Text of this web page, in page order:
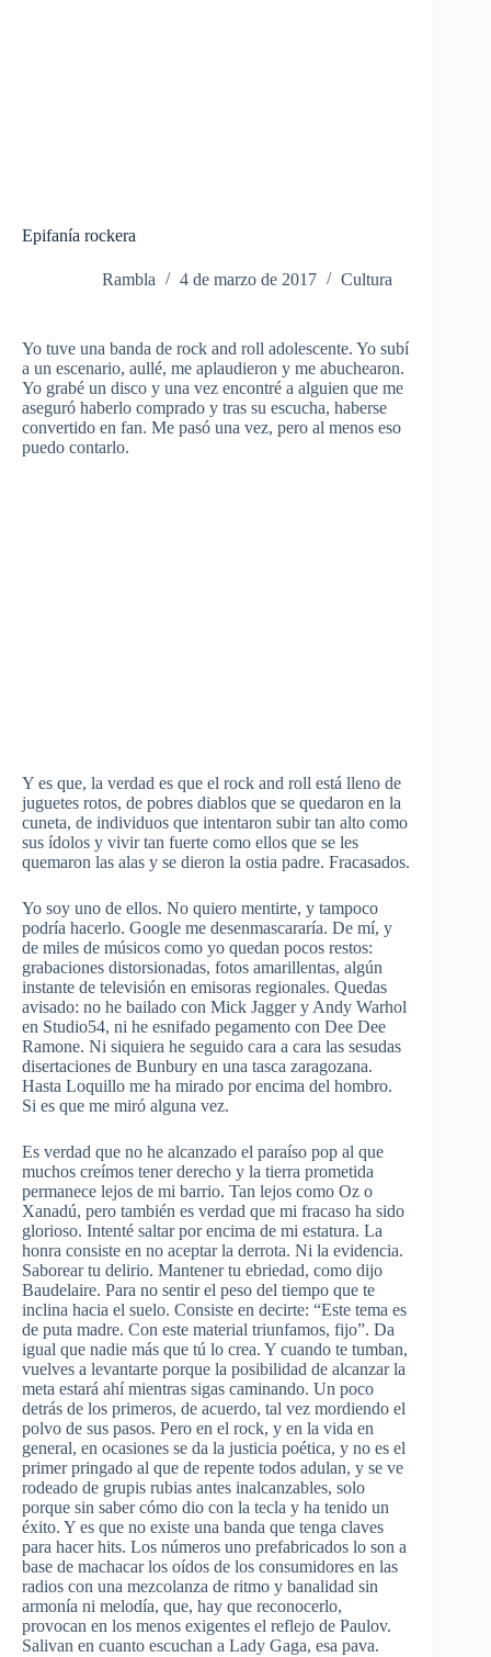
Epifanía rockera
Rambla 4 de marzo de 2017 Cultura
Yo tuve una banda de rock and roll adolescente. Yo subí
a un escenario, aullé, me aplaudieron y me abuchearon.
Yo grabé un disco y una vez encontré a alguien que me
aseguró haberlo comprado y tras su escucha, haberse
convertido en fan. Me pasó una vez, pero al menos eso
puedo contarlo.
Y es que, la verdad es que el rock and roll está lleno de
juguetes rotos, de pobres diablos que se quedaron en la
cuneta, de individuos que intentaron subir tan alto como
sus ídolos y vivir tan fuerte como ellos que se les
quemaron las alas y se dieron la ostia padre. Fracasados.
Yo soy uno de ellos. No quiero mentirte, y tampoco
podría hacerlo. Google me desenmascararía. De mí, y
de miles de músicos como yo quedan pocos restos:
grabaciones distorsionadas, fotos amarillentas, algún
instante de televisión en emisoras regionales. Quedas
avisado: no he bailado con Mick Jagger y Andy Warhol
en Studio54, ni he esnifado pegamento con Dee Dee
Ramone. Ni siquiera he seguido cara a cara las sesudas
disertaciones de Bunbury en una tasca zaragozana.
Hasta Loquillo me ha mirado por encima del hombro.
Si es que me miró alguna vez.
Es verdad que no he alcanzado el paraíso pop al que
muchos creímos tener derecho y la tierra prometida
permanece lejos de mi barrio. Tan lejos como Oz o
Xanadú, pero también es verdad que mi fracaso ha sido
glorioso. Intenté saltar por encima de mi estatura. La
honra consiste en no aceptar la derrota. Ni la evidencia.
Saborear tu delirio. Mantener tu ebriedad, como dijo
Baudelaire. Para no sentir el peso del tiempo que te
inclina hacia el suelo. Consiste en decirte: “Este tema es
de puta madre. Con este material triunfamos, fijo”. Da
igual que nadie más que tú lo crea. Y cuando te tumban,
vuelves a levantarte porque la posibilidad de alcanzar la
meta estará ahí mientras sigas caminando. Un poco
detrás de los primeros, de acuerdo, tal vez mordiendo el
polvo de sus pasos. Pero en el rock, y en la vida en
general, en ocasiones se da la justicia poética, y no es el
primer pringado al que de repente todos adulan, y se ve
rodeado de grupis rubias antes inalcanzables, solo
porque sin saber cómo dio con la tecla y ha tenido un
éxito. Y es que no existe una banda que tenga claves
para hacer hits. Los números uno prefabricados lo son a
base de machacar los oídos de los consumidores en las
radios con una mezcolanza de ritmo y banalidad sin
armonía ni melodía, que, hay que reconocerlo,
provocan en los menos exigentes el reflejo de Paulov.
Salivan en cuanto escuchan a Lady Gaga, esa pava.